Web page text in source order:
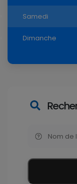
Samedi
Dimanche